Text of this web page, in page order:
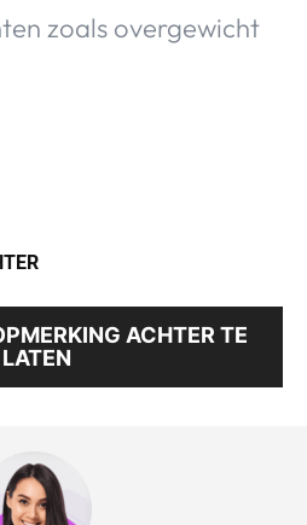
zoals overgewicht
ACHTER TE
LATEN